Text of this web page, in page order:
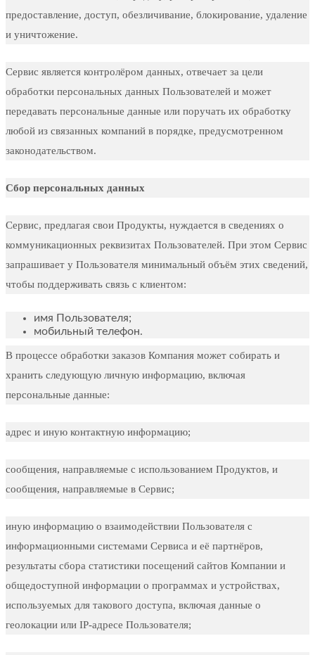
предоставление, доступ, обезличивание, блокирование, удаление
и уничтожение.
Сервис является контролёром данных, отвечает за цели
обработки персональных данных Пользователей и может
передавать персональные данные или поручать их обработку
любой из связанных компаний в порядке, предусмотренном
законодательством.
Сбор персональных данных
Сервис, предлагая свои Продукты, нуждается в сведениях о
коммуникационных реквизитах Пользователей. При этом Сервис
запрашивает у Пользователя минимальный объём этих сведений,
чтобы поддерживать связь с клиентом:
имя Пользователя;
мобильный телефон.
В процессе обработки заказов Компания может собирать и
хранить следующую личную информацию, включая
персональные данные:
адрес и иную контактную информацию;
сообщения, направляемые с использованием Продуктов, и
сообщения, направляемые в Сервис;
иную информацию о взаимодействии Пользователя с
информационными системами Сервиса и её партнёров,
результаты сбора статистики посещений сайтов Компании и
общедоступной информации о программах и устройствах,
используемых для такового доступа, включая данные о
геолокации или IP-адресе Пользователя;